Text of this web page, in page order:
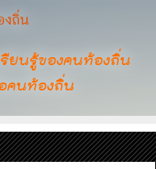
งถิ่น
รียนรู้ของคนท้องถิ่น
คนท้องถิ่น